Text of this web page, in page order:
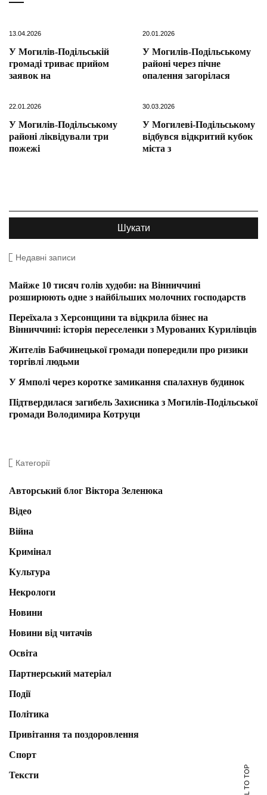
13.04.2026
У Могилів-Подільській
громаді триває прийом
заявок на
20.01.2026
У Могилів-Подільському
районі через пічне
опалення загорілася
22.01.2026
У Могилів-Подільському
районі ліквідували три
пожежі
30.03.2026
У Могилеві-Подільському
відбувся відкритий кубок
міста з
Недавні записи
Майже 10 тисяч голів худоби: на Вінниччині
розширюють одне з найбільших молочних господарств
Переїхала з Херсонщини та відкрила бізнес на
Вінниччині: історія переселенки з Мурованих Курилівців
Жителів Бабчинецької громади попередили про ризики
торгівлі людьми
У Ямполі через коротке замикання спалахнув будинок
Підтвердилася загибель Захисника з Могилів-Подільської
громади Володимира Котруци
Категорії
Авторський блог Віктора Зеленюка
Відео
Війна
Кримінал
Культура
Некрологи
Новини
Новини від читачів
Освіта
Партнерський матеріал
Події
Політика
Привітання та поздоровлення
Спорт
Тексти